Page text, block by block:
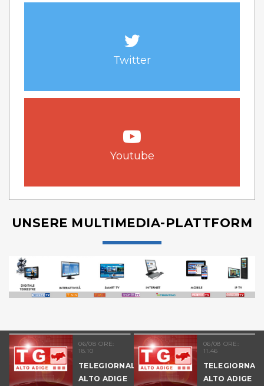
Twitter
Youtube
UNSERE MULTIMEDIA-PLATTFORM
06/08 ORE:
18.10
TELEGIORNALE
ALTO ADIGE
06/08 ORE:
11.46
ALTO ADIGE